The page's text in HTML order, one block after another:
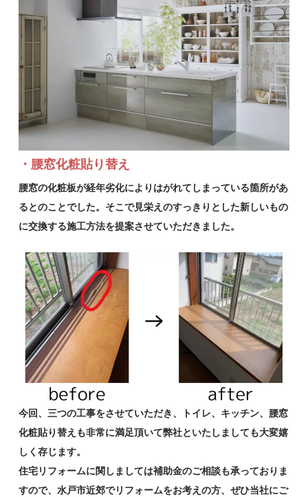
・腰窓化粧貼り替え
腰窓の化粧板が経年劣化によりはがれてしまっている箇所があ
るとのことでした。そこで見栄えのすっきりとした新しいもの
に交換する施工方法を提案させていただきました。
今回、三つの工事をさせていただき、トイレ、キッチン、腰窓
化粧貼り替えも非常に満足頂いて弊社といたしましても大変嬉
しく存じます。
住宅リフォームに関しましては補助金のご相談も承っておりま
すので、水戸市近郊でリフォームをお考えの方、ぜひ当社にご